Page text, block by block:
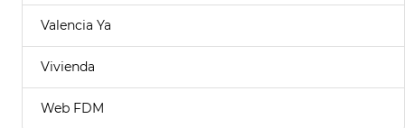
Valencia Ya
Vivienda
Web FDM